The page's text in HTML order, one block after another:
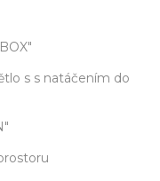
s s natáčením do